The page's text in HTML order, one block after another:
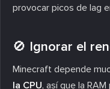
provocar picos de lag
🚫 Ignorar el
Minecraft depende
la CPU, así que la